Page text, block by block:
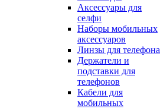
Аксессуары для
селфи
Наборы мобильных
аксессуаров
Линзы для телефона
Держатели и
подставки для
телефонов
Кабели для
мобильных